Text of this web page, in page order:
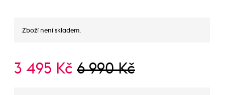
Zboží není skladem.
3 495 Kč 6 990 Kč